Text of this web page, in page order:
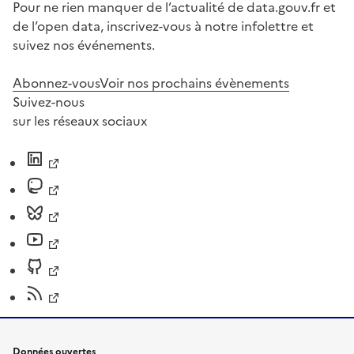
Pour ne rien manquer de l’actualité de data.gouv.fr et
de l’open data, inscrivez-vous à notre infolettre et
suivez nos événements.
Abonnez-vousVoir nos prochains évènements
Suivez-nous
sur les réseaux sociaux